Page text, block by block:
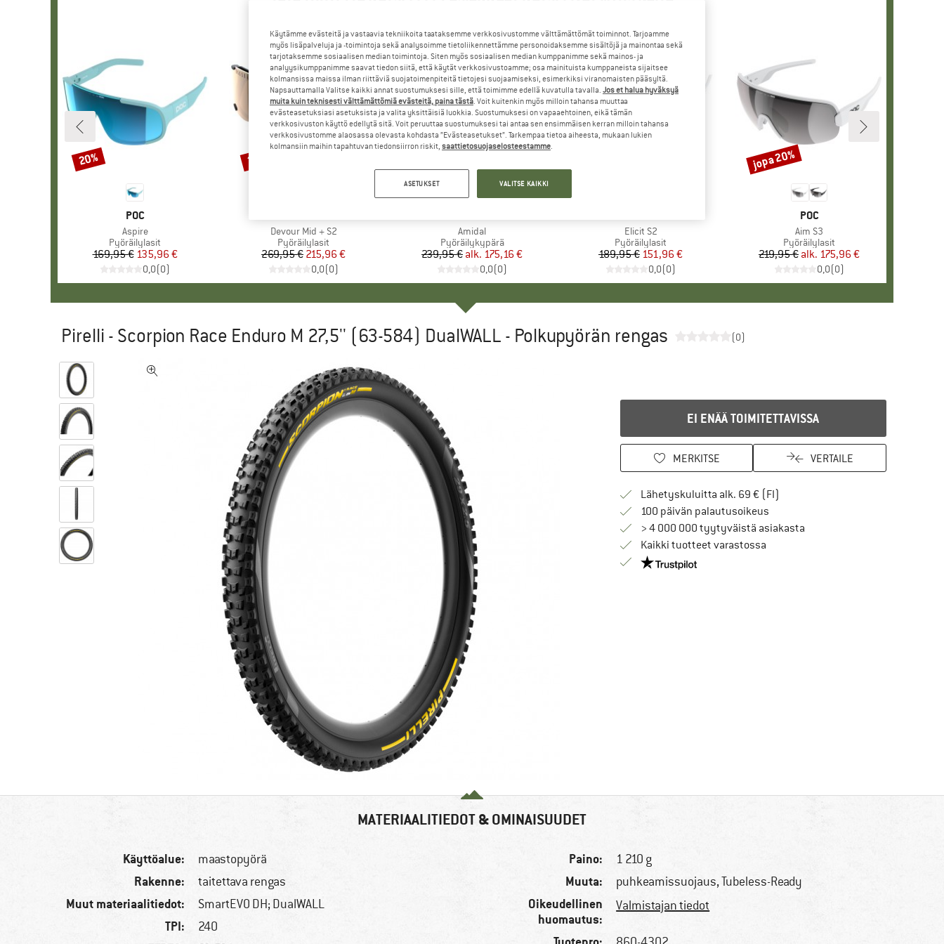
MERKKI
POC
Tuote
Aspire
Tuoteryhmä
Pyöräilylasit
Hinta
169,95 € Alennettu hinta
135,96 €
0,0(0)
Alennus
20%
Tuote
Devour Mid + S2
Tuoteryhmä
Pyöräilylasit
Hinta
269,95 €Alennettu hinta
215,96 €
0,0(0)
Alennus
20%
Tuote
Amidal
Tuoteryhmä
Pyöräilykypärä
Hinta
239,95 € Alennettu hinta
alk. 175,16 €
0,0(0)
jopa 27%
Tuote
Elicit S2
Tuoteryhmä
Pyöräilylasit
Hinta
189,95 € Alennettu hinta
151,96 €
0,0(0)
MERKKI
POC
Tuote
Aim S3
Tuoteryhmä
Pyöräilylasit
Hinta
219,95 € Alennettu hinta
alk. 175,96 €
0,0(0)
Alennus
jopa 20%
Pirelli - Scorpion Race Enduro M 27,5'' (63-584) DualWALL - Polkupyörän rengas (0)
EI ENÄÄ TOIMITETTAVISSA
MERKITSE VERTAILE
Lähetyskuluitta alk. 69 € (FI)
100 päivän palautusoikeusSiirry palautusoikeuteen täältä
> 4 000 000 tyytyväistä asiakasta
Kaikki tuotteet varastossa
Meillä on Trustpilot -sertifiointi - lue lisää tästä!
MATERIAALITIEDOT & OMINAISUUDET
Käyttöalue: maastopyörä
Rakenne: taitettava rengas
Muut materiaalitiedot: SmartEVO DH; DualWALL
TPI: 240
Paino: 1 210 g
Muuta: puhkeamissuojaus, Tubeless-Ready
Oikeudellinen
huomautus:
Valmistajan tiedot
Käytämme evästeitä ja vastaavia tekniikoita taataksemme verkkosivustomme välttämättömät toiminnot. Tarjoamme
myös lisäpalveluja ja -toimintoja sekä analysoimme tietoliikennettämme personoidaksemme sisältöjä ja mainontaa sekä
tarjotaksemme sosiaalisen median toimintoja. Siten myös sosiaalisen median kumppanimme sekä mainos- ja
analyysikumppanimme saavat tiedon siitä, että käytät verkkosivustoamme; osa mainituista kumppaneista sijaitsee
kolmansissa maissa ilman riittäviä suojatoimenpiteitä tietojesi suojaamiseksi, esimerkiksi viranomaisten pääsyltä.
Napsauttamalla Valitse kaikki annat suostumuksesi sille, että toimimme edellä kuvatulla tavalla. Jos et halua hyväksyä
muita kuin teknisesti välttämättömiä evästeitä, paina tästä. Voit kuitenkin myös milloin tahansa muuttaa
evästeasetuksiasi asetuksista ja valita yksittäisiä luokkia. Suostumuksesi on vapaaehtoinen, eikä tämän
verkkosivuston käyttö edellytä sitä. Voit peruuttaa suostumuksesi tai antaa sen ensimmäisen kerran milloin tahansa
verkkosivustomme alaosassa olevasta kohdasta ”Evästeasetukset”. Tarkempaa tietoa aiheesta, mukaan lukien
kolmansiin maihin tapahtuvan tiedonsiirron riskit, saattietosuojaselosteestamme.
ASETUKSET VALITSE KAIKKI